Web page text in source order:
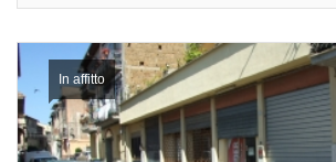
In affitto